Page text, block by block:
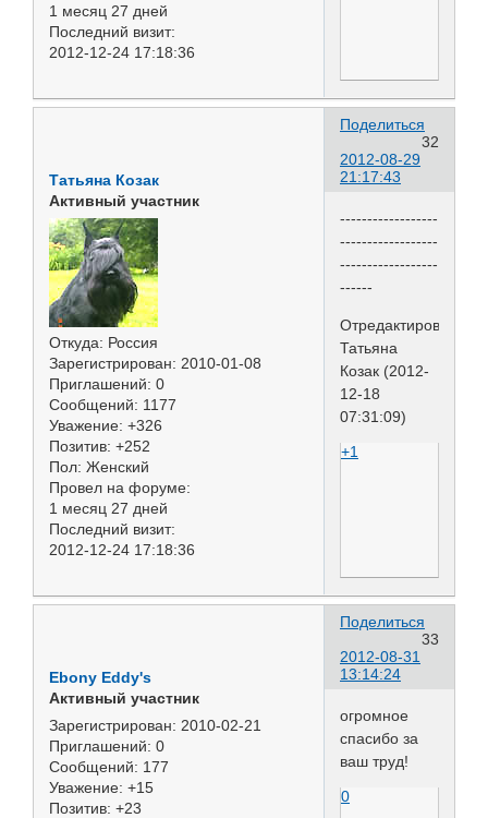
1 месяц 27 дней
Последний визит:
2012-12-24 17:18:36
Поделиться
32
2012-08-29
21:17:43
Татьяна Козак
Активный участник
Откуда: Россия
Зарегистрирован: 2010-01-08
Приглашений: 0
Сообщений: 1177
Уважение: +326
Позитив: +252
Пол: Женский
Провел на форуме:
1 месяц 27 дней
Последний визит:
2012-12-24 17:18:36
------------------
------------------
------------------
------
Отредактировано
Татьяна
Козак (2012-
12-18
07:31:09)
+1
Поделиться
33
2012-08-31
13:14:24
Ebony Eddy's
Активный участник
Зарегистрирован: 2010-02-21
Приглашений: 0
Сообщений: 177
Уважение: +15
Позитив: +23
огромное
спасибо за
ваш труд!
0